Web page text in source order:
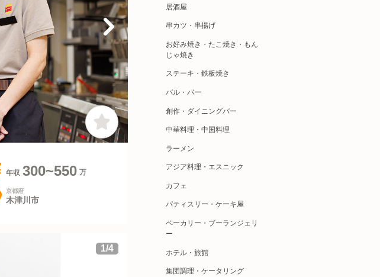
年収 300~550
京都府
木津川市
1/4
居酒屋
串カツ・串揚げ
お好み焼き・たこ焼き・もん
じゃ焼き
ステーキ・鉄板焼き
バル・バー
創作・ダイニングバー
中華料理・中国料理
ラーメン
アジア料理・エスニック
カフェ
パティスリー・ケーキ屋
ベーカリー・ブーランジェリ
ー
ホテル・旅館
集団調理・ケータリング